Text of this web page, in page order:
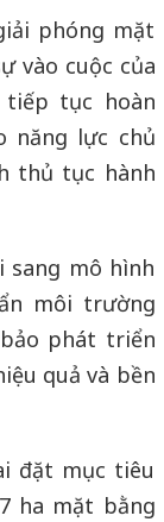
phóng mặt
vào cuộc của
tục hoàn
năng lực chủ
thủ tục hành
sang mô hình
môi trường
phát triển
quả và bền
đặt mục tiêu
ha mặt bằng